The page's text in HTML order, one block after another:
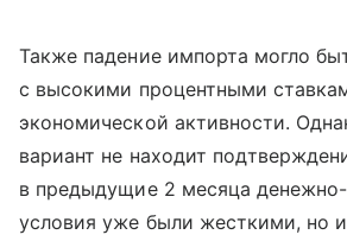
Также падение импорта могло
с высокими процентными
экономической активности.
вариант не находит
в предыдущие 2 месяца
условия уже были жесткими, но